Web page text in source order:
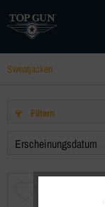
Sweatjacken
Filtern